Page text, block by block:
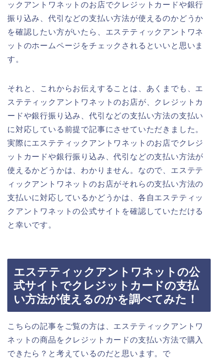
ックアントワネットのお店でクレジットカードや銀行
振り込み、代引などの支払い方法が使えるのかどうか
を確認したい方がいたら、エステティックアントワネ
ットのホームページをチェックされるといいと思いま
す。
それと、これからお伝えすることは、あくまでも、エ
ステティックアントワネットのお店が、クレジットカ
ードや銀行振り込み、代引などの支払い方法の支払い
に対応している前提で記事にさせていただきました。
実際にエステティックアントワネットのお店でクレジ
ットカードや銀行振り込み、代引などの支払い方法が
使えるかどうかは、わかりません。なので、エステテ
ィックアントワネットのお店がそれらの支払い方法の
支払いに対応しているかどうかは、各自エステティッ
クアントワネットの公式サイトを確認していただける
と幸いです。
エステティックアントワネットの公
式サイトでクレジットカードの支払
い方法が使えるのかを調べてみた！
こちらの記事をご覧の方は、エステティックアントワ
ネットの商品をクレジットカードの支払い方法で購入
できたら？と考えているのだと思います。で